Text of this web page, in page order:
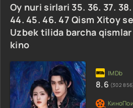
Oy nuri sirlari 35. 36. 37.
44. 45. 46. 47 Qism Xitoy
Uzbek tilida barcha
kino
8.6 (302